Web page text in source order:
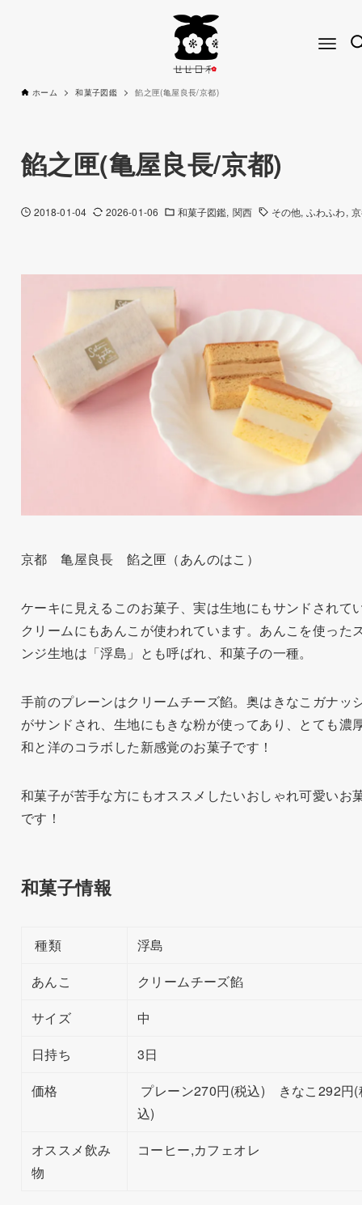
ホーム 和菓子図鑑 餡之匣(亀屋良長/京都)
餡之匣(亀屋良長/京都)
2018-01-04 2026-01-06 和菓子図鑑 関西 その他 ふわふわ
京都 亀屋良長 餡之匣（あんのはこ）
ケーキに見えるこのお菓子、実は生地にもサンドされて
クリームにもあんこが使われています。あんこを使った
ンジ生地は「浮島」とも呼ばれ、和菓子の一種。
手前のプレーンはクリームチーズ餡。奥はきなこガナッ
がサンドされ、生地にもきな粉が使ってあり、とても濃
和と洋のコラボした新感覚のお菓子です！
和菓子が苦手な方にもオススメしたいおしゃれ可愛いお
です！
和菓子情報
種類
浮島
あんこ
クリームチーズ餡
サイズ
中
日持ち
3日
価格
プレーン270円(税込) きなこ292円(
込)
オススメ飲み
物
コーヒー,カフェオレ